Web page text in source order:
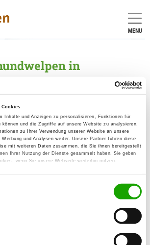
Cookies
Inhalte und Anzeigen zu personalisieren, Funktionen für
und die Zugriffe auf unsere Website zu analysieren.
zu Ihrer Verwendung unserer Website an unsere
und Analysen weiter. Unsere Partner führen diese
mit weiteren Daten zusammen, die Sie ihnen bereitgestellt
Ihrer Nutzung der Dienste gesammelt haben. Sie geben
wenn Sie unsere Webseite weiterhin nutzen.
MENU
in
gefunden
von der Friedrichskluft
Details